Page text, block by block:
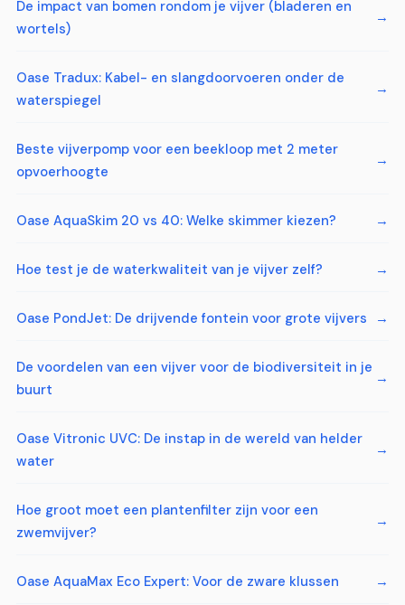
De impact van bomen rondom je vijver (bladeren en
wortels)
Oase Tradux: Kabel- en slangdoorvoeren onder de
waterspiegel
Beste vijverpomp voor een beekloop met 2 meter
opvoerhoogte
Oase AquaSkim 20 vs 40: Welke skimmer kiezen?
Hoe test je de waterkwaliteit van je vijver zelf?
Oase PondJet: De drijvende fontein voor grote vijvers
De voordelen van een vijver voor de biodiversiteit in je
buurt
Oase Vitronic UVC: De instap in de wereld van helder
water
Hoe groot moet een plantenfilter zijn voor een
zwemvijver?
Oase AquaMax Eco Expert: Voor de zware klussen